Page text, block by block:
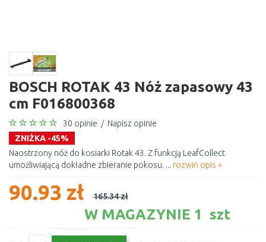
BOSCH ROTAK 43 Nóż zapasowy 43
cm F016800368
30 opinie / Napisz opinie
ZNIŻKA -45%
Naostrzony nóż do kosiarki Rotak 43. Z funkcją LeafCollect
umożliwiającą dokładne zbieranie pokosu. ... rozwiń opis »
90.93 zł 165.34 zł
W MAGAZYNIE 1 szt